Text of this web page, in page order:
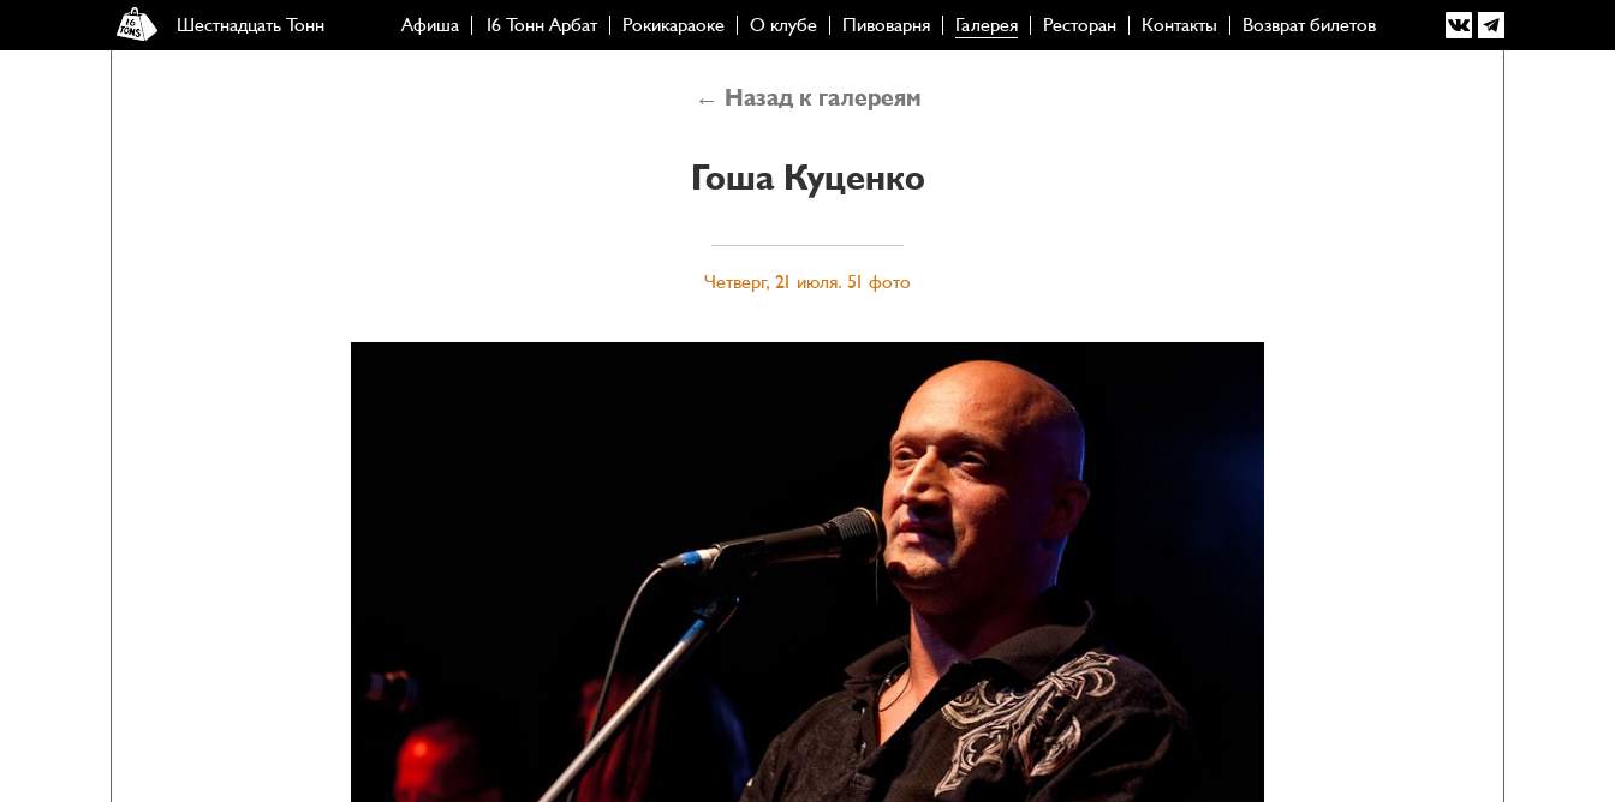
Шестнадцать Тонн Афиша 16 Тонн Арбат Рокикараоке О клубе Пивоварня Галерея Ресторан Контакты Возврат билетов
← Назад к галереям
Гоша Куценко
Четверг, 21 июля. 51 фото